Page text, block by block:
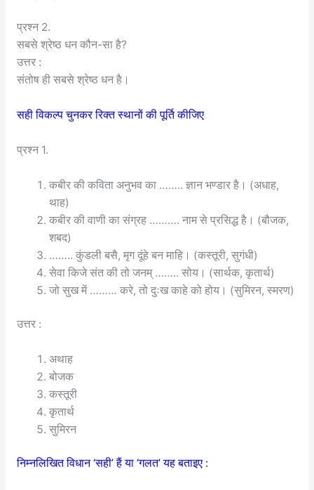
प्रश्न 2.
सबसे श्रेष्ठ धन कौन-सा है?
उत्तर :
संतोष ही सबसे श्रेष्ठ धन है।
सही विकल्प चुनकर रिक्त स्थानों की पूर्ति कीजिए
प्रश्न 1.
कबीर की कविता अनुभव का …….. ज्ञान भण्डार है। (अधाह,
थाह)
कबीर की वाणी का संग्रह ………. नाम से प्रसिद्ध है। (बौजक,
शबद)
…….. कुंडली बसै, मृग दूंहे बन माहि। (कस्तूरी, सुगंधी)
सेवा किजे संत की तो जनम् …….. सोय। (सार्थक, कृतार्थ)
जो सुख में ……… करे, तो दुःख काहे को होय। (सुमिरन, स्मरण)
उत्तर :
अथाह
बोजक
कस्तूरी
कृतार्थ
सुमिरन
निम्नलिखित विधान ‘सही’ हैं या ‘गलत’ यह बताइए :